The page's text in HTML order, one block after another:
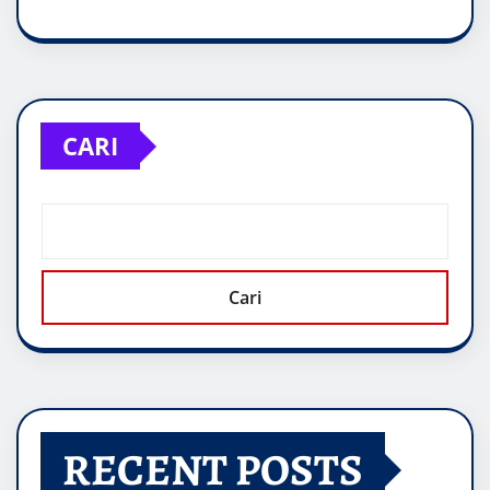
CARI
Cari
RECENT POSTS